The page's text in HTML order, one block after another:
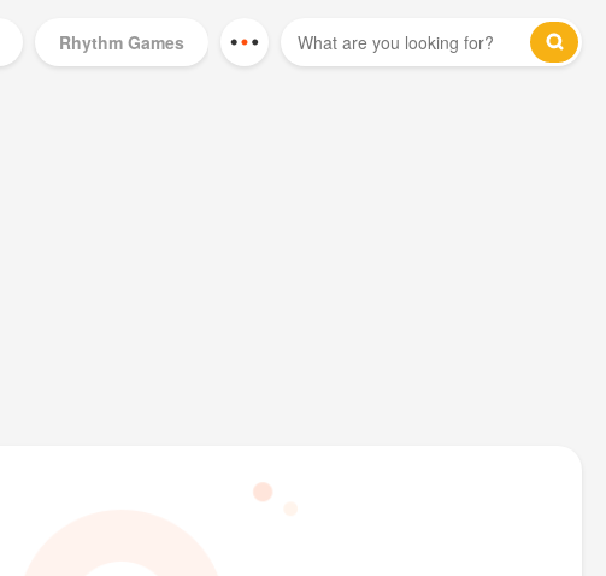
Rhythm Games